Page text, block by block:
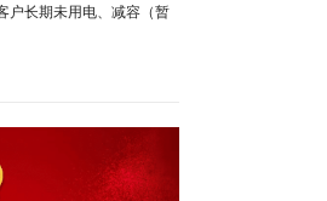
户长期未用电、减容（暂